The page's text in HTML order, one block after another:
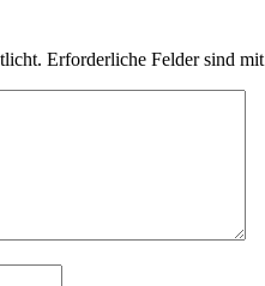
Erforderliche Felder sind mit